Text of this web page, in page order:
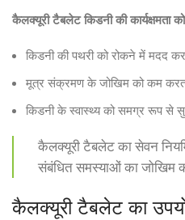
कैलक्यूरी टैबलेट किडनी की कार्यक्षमता
किडनी की पथरी को रोकने में मदद
मूत्र संक्रमण के जोखिम को कम
किडनी के स्वास्थ्य को समग्र रूप से
कैलक्यूरी टैबलेट का सेवन
संबंधित समस्याओं का जोखिम
कैलक्यूरी टैबलेट का